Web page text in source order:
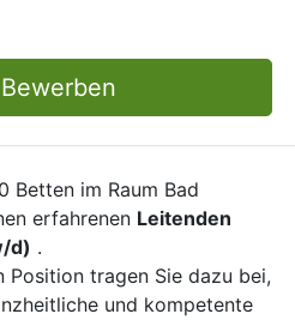
Betten im Raum Bad
erfahrenen Leitenden
d) .
Position tragen Sie dazu bei,
und kompetente